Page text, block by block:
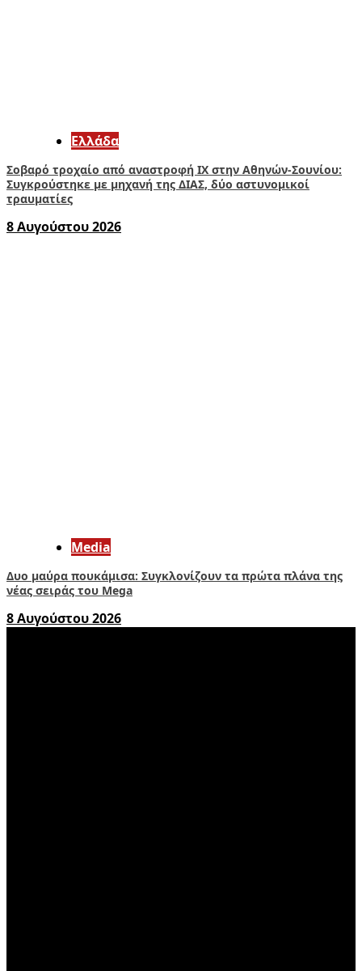
Ελλάδα
Σοβαρό τροχαίο από αναστροφή ΙΧ στην Αθηνών-Σουνίου:
Συγκρούστηκε με μηχανή της ΔΙΑΣ, δύο αστυνομικοί
τραυματίες
8 Αυγούστου 2026
Media
Δυο μαύρα πουκάμισα: Συγκλονίζουν τα πρώτα πλάνα της
νέας σειράς του Mega
8 Αυγούστου 2026